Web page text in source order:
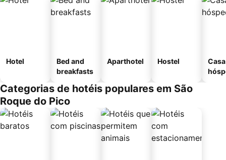
Hotel
Bed and
breakfasts
Aparthotel Hostel
Categorias de hotéis populares em São
Roque do Pico